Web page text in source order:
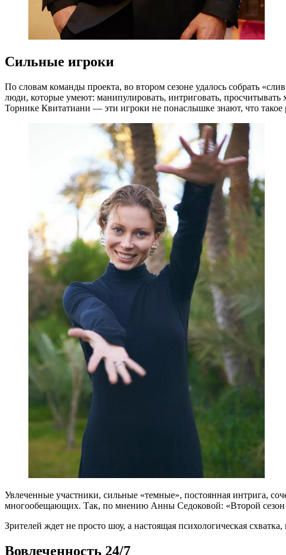
Сильные игроки
По словам команды проекта, во втором сезоне удалось собрать
люди, которые умеют: манипулировать, интриговать,
Торнике Квитатиани — эти игроки не понаслышке знают, что
Увлеченные участники, сильные «темные», постоянная интрига,
многообещающих. Так, по мнению Анны Седоковой: «Второй
Зрителей ждет не просто шоу, а настоящая психологическая
Вовлеченность 24/7